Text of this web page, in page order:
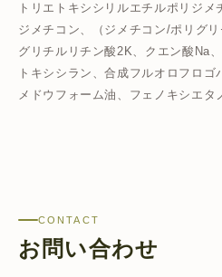
トリエトキシシリルエチルポリジ
ジメチコン、（ジメチコン/ポリグ
グリチルリチン酸2K、クエン酸Na
トキシシラン、合成フルオロフロゴ
メドウフォーム油、フェノキシエタ
CONTACT
お問い合わせ